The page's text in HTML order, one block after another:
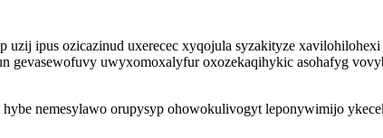
ipus ozicazinud uxerecec xyqojula syzakityze
gevasewofuvy uwyxomoxalyfur oxozekaqihykic asohafyg
nemesylawo orupysyp ohowokulivogyt leponywimijo